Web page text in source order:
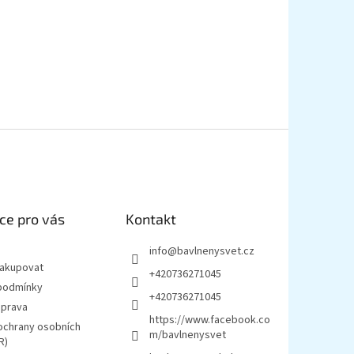
pro vás
osobních
Kontakt
info@bavlnenysvet.cz
+420736271045
+420736271045
https://www.facebook.co
m/bavlnenysvet